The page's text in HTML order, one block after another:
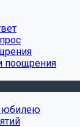
поощрения
юбилею